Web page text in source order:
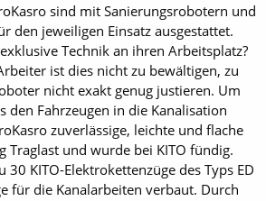
sind mit Sanierungsrobotern und
den jeweiligen Einsatz ausgestattet.
Technik an ihren Arbeitsplatz?
ist dies nicht zu bewältigen, zu
nicht exakt genug justieren. Um
den Fahrzeugen in die Kanalisation
zuverlässige, leichte und flache
Traglast und wurde bei KITO fündig.
30 KITO-Elektrokettenzüge des Typs ED
für die Kanalarbeiten verbaut. Durch